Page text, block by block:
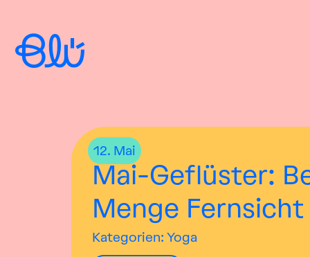
12. Mai
Mai-Geflüster:
Menge Fernsicht
Kategorien: Yoga